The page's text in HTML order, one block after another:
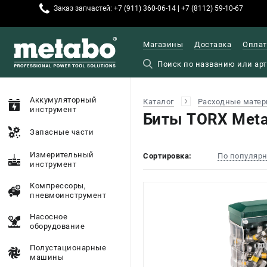
Заказ запчастей: +7 (911) 360-06-14 | +7 (8112) 59-10-67
Магазины Доставка
Аккумуляторный
инструмент
Запасные части
Измерительный
инструмент
Компрессоры,
пневмоинструмент
Насосное
оборудование
Полустационарные
машины
Каталог Расходные
Биты TORX
Сортировка: По